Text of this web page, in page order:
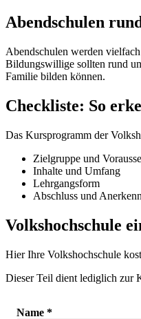
Abendschulen
Abendschulen werden
Bildungswillige sollten rund
Familie bilden können.
Checkliste: So
Das Kursprogramm der
Zielgruppe und
Inhalte und Umfang
Lehrgangsform
Abschluss und
Volkshochschule
Hier Ihre Volkshochschule
Dieser Teil dient lediglich zur
Name *